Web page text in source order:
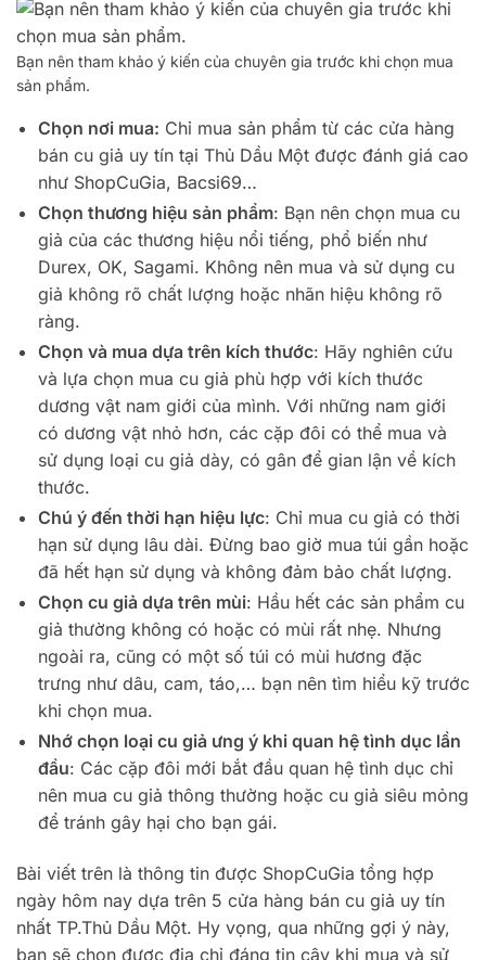
Bạn nên tham khảo ý kiến ​​của chuyên gia trước khi chọn mua
sản phẩm.
Chọn nơi mua: Chỉ mua sản phẩm từ các cửa hàng
bán cu giả uy tín tại Thủ Dầu Một được đánh giá cao
như ShopCuGia, Bacsi69…
Chọn thương hiệu sản phẩm: Bạn nên chọn mua cu
giả của các thương hiệu nổi tiếng, phổ biến như
Durex, OK, Sagami. Không nên mua và sử dụng cu
giả không rõ chất lượng hoặc nhãn hiệu không rõ
ràng.
Chọn và mua dựa trên kích thước: Hãy nghiên cứu
và lựa chọn mua cu giả phù hợp với kích thước
dương vật nam giới của mình. Với những nam giới
có dương vật nhỏ hơn, các cặp đôi có thể mua và
sử dụng loại cu giả dày, có gân để gian lận về kích
thước.
Chú ý đến thời hạn hiệu lực: Chỉ mua cu giả có thời
hạn sử dụng lâu dài. Đừng bao giờ mua túi gần hoặc
đã hết hạn sử dụng và không đảm bảo chất lượng.
Chọn cu giả dựa trên mùi: Hầu hết các sản phẩm cu
giả thường không có hoặc có mùi rất nhẹ. Nhưng
ngoài ra, cũng có một số túi có mùi hương đặc
trưng như dâu, cam, táo,… bạn nên tìm hiểu kỹ trước
khi chọn mua.
Nhớ chọn loại cu giả ưng ý khi quan hệ tình dục lần
đầu: Các cặp đôi mới bắt đầu quan hệ tình dục chỉ
nên mua cu giả thông thường hoặc cu giả siêu mỏng
để tránh gây hại cho bạn gái.
Bài viết trên là thông tin được ShopCuGia tổng hợp
ngày hôm nay dựa trên 5 cửa hàng bán cu giả uy tín
nhất TP.Thủ Dầu Một. Hy vọng, qua những gợi ý này,
bạn sẽ chọn được địa chỉ đáng tin cậy khi mua và sử